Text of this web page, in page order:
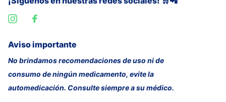
Aviso importante
No brindamos recomendaciones de uso ni de
consumo de ningún medicamento, evite la
automedicación. Consulte siempre a su médico.